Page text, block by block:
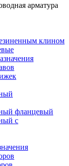
арматура
клином
фланцевый
с